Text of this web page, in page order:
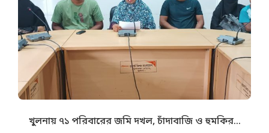
খুলনায় ৭১ পরিবারের জমি দখল, চাঁদাবাজি ও হুমকির...